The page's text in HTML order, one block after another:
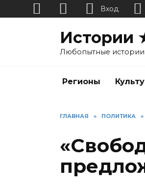
Истории
Любопытные истории,
Регионы
ГЛАВНАЯ » ПОЛИТИКА »
Вход